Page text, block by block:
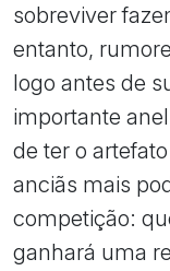
sobreviver
entanto,
logo antes de
importante
de ter o
anciãs mais
competição:
ganhará uma